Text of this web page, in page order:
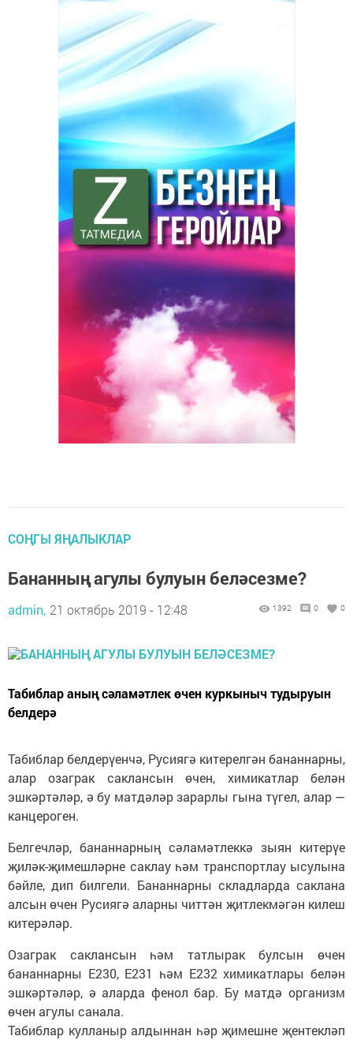
СОҢГЫ ЯҢАЛЫКЛАР
Бананның агулы булуын беләсезме?
admin, 21 октябрь 2019 - 12:48 1392 0 0
Табиблар аның сәламәтлек өчен куркыныч тудыруын
белдерә
Табиблар белдерүенчә, Русиягә китерелгән бананнарны,
алар озаграк саклансын өчен, химикатлар белән
эшкәртәләр, ә бу матдәләр зарарлы гына түгел, алар —
канцероген.
Белгечләр, бананнарның сәламәтлеккә зыян китерүе
җиләк-җимешләрне саклау һәм транспортлау ысулына
бәйле, дип билгели. Бананнарны складларда саклана
алсын өчен Русиягә аларны читтән җитлекмәгән килеш
китерәләр.
Озаграк саклансын һәм татлырак булсын өчен
бананнарны Е230, Е231 һәм Е232 химикатлары белән
эшкәртәләр, ә аларда фенол бар. Бу матдә организм
өчен агулы санала.
Табиблар кулланыр алдыннан һәр җимешне җентекләп